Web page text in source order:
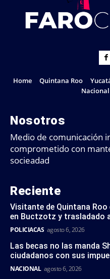
Home Quintana Roo
Nacional
Nosotros
Medio de comunicación
comprometido con
socieadad
Reciente
Visitante de Quintana Roo
en Buctzotz y trasladado
POLICIACAS agosto 6, 2026
Las becas no las manda
ciudadanos con sus
NACIONAL agosto 6, 2026